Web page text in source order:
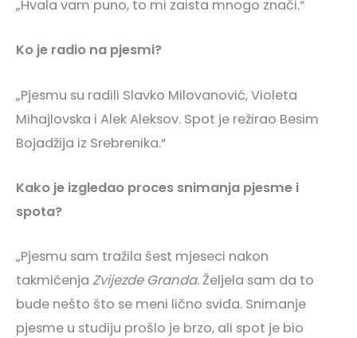
„Hvala vam puno, to mi zaista mnogo znači.“
Ko je radio na pjesmi?
„Pjesmu su radili Slavko Milovanović, Violeta
Mihajlovska i Alek Aleksov. Spot je režirao Besim
Bojadžija iz Srebrenika.“
Kako je izgledao proces snimanja pjesme i
spota?
„Pjesmu sam tražila šest mjeseci nakon
takmičenja Zvijezde Granda. Željela sam da to
bude nešto što se meni lično sviđa. Snimanje
pjesme u studiju prošlo je brzo, ali spot je bio